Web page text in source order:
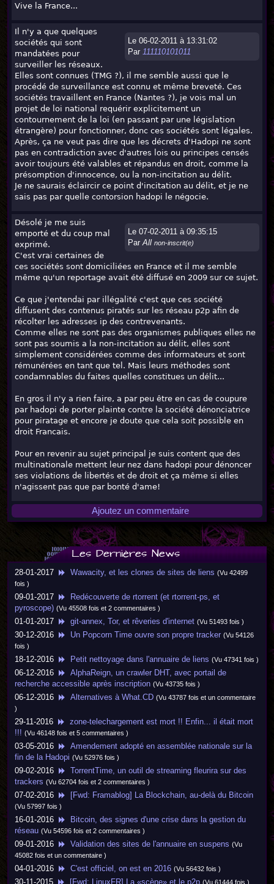
Vive la France...
Le 06-02-2011 à 13:31:02
Par 111110101011
Il n'y a que quelques
sociétés qui sont
mandatées pour
surveiller les réseaux.
Elles sont connues (TMG ?), il me semble aussi que le
procédé de surveillance est connu et même breveté. Ces
sociétés travaillent en France (Nantes ?), je vois mal un
projet de loi national requérir explicitement un
contournement de la loi (en passant par une législation
étrangère) pour fonctionner, donc ces sociétés sont légales.
Après, ça ne veut pas dire que les décrets d'Hadopi ne sont
pas en contradiction avec d'autres lois ou principes censés
avoir toujours été valables et répandus en droit, comme la
présomption d'innocence, ou la non-incitation au délit.
Je ne saurais éclaircir ce point d'incitation au délit, et je ne
sais pas par quelle contorsion hadopi le négocie.
Le 07-02-2011 à 09:35:15
Par All non-inscrit(e)
Désolé je me suis
emporté et du coup mal
exprimé.
C'est vrai certaines de
ces sociétés sont domiciliées en France et il me semble
même qu'un reportage avait été diffusé en 2009 sur ce sujet.
Ce que j'entendai par illégalité c'est que ces société
diffusent des contenus piratés sur les réseau p2p afin de
récolter les adresses ip des contrevenants.
Comme elles ne sont pas des organismes publiques elles ne
sont pas soumis a la non-incitation au délit, elles sont
simplement considérées comme des informateurs et sont
rémunérées en tant que tel. Mais leurs méthodes sont
condamnables du faites quelles constitues un délit...
En gros il n'y a rien faire, a par peu être en cas de coupure
par hadopi de porter plainte contre la société dénonciatrice
pour piratage et encore je doute que cela soit possible en
droit Francais.
Pour en revenir au sujet principal je suis content que des
multinationale mettent leur nez dans hadopi pour dénoncer
ses violations de libertés et de droit et ça même si elles
n'agissent pas que par bonté d'ame!
Ajoutez un commentaire
Les Dernières News
28-01-2017 Wawacity, et les clones de sites de liens (Vu 42499
fois )
09-01-2017
Redécouverte de rtorrent (et rtorrent-ps, et
pyroscope) (Vu 45508 fois et 2 commentaires )
01-01-2017 git-annex, Tor, et rêveries d'internet (Vu 51493 fois )
30-12-2016 Un Popcorn Time ouvre son propre tracker (Vu 54126
fois )
18-12-2016 Petit nettoyage dans l'annuaire de liens (Vu 47341 fois )
06-12-2016
AlphaReign, un crawler DHT, avec portail de
recherche accessible après inscription (Vu 43735 fois )
06-12-2016 Alternatives à What.CD (Vu 43787 fois et un commentaire
)
29-11-2016
zone-telechargement est mort !! Enfin... il était mort
!!! (Vu 46148 fois et 5 commentaires )
03-05-2016
Amendement adopté en assemblée nationale sur la
fin de la Hadopi (Vu 52976 fois )
09-02-2016
TorrentTime, un outil de streaming fleurira sur des
trackers (Vu 62704 fois et 2 commentaires )
07-02-2016 [Fwd: Framablog] La Blockchain, au-delà du Bitcoin
(Vu 57997 fois )
16-01-2016
Bitcoin, des signes d'une crise dans la gestion du
réseau (Vu 54596 fois et 2 commentaires )
09-01-2016 Validation des sites de l'annuaire en suspens (Vu
45082 fois et un commentaire )
04-01-2016 C'est officiel, on est en 2016 (Vu 56432 fois )
30-11-2015 [Fwd: LinuxFR] La «scène» et le p2p (Vu 61444 fois )